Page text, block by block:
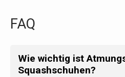
FAQ
Wie wichtig ist
Squashschuhen?